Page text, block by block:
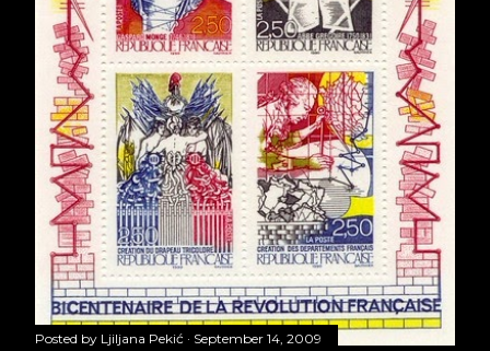
Posted by Ljiljana Pekić September 14, 2009